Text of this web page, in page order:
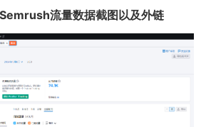
流量数据截图以及外链